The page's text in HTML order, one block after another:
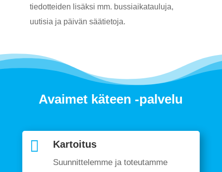
tiedotteiden lisäksi mm. bussiaikatauluja,
uutisia ja päivän säätietoja.
Avaimet käteen -palvelu
 Kartoitus
Suunnittelemme ja toteutamme